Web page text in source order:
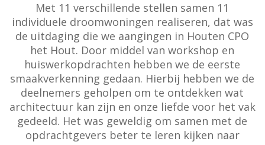
Met 11 verschillende stellen samen 11
individuele droomwoningen realiseren, dat was
de uitdaging die we aangingen in Houten CPO
het Hout. Door middel van workshop en
huiswerkopdrachten hebben we de eerste
smaakverkenning gedaan. Hierbij hebben we de
deelnemers geholpen om te ontdekken wat
architectuur kan zijn en onze liefde voor het vak
gedeeld. Het was geweldig om samen met de
opdrachtgevers beter te leren kijken naar